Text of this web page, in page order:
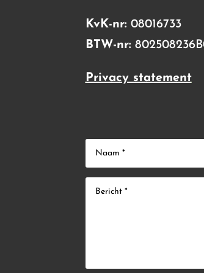
KvK-nr: 08016733
BTW-nr:
Privacy statement